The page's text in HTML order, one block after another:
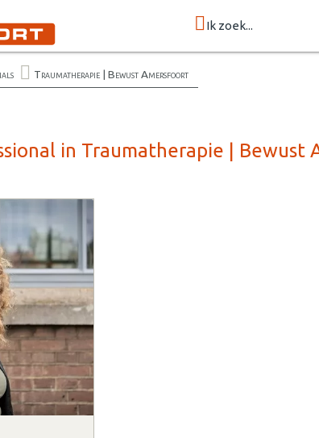
Ik zoek...
Traumatherapie | Bewust Amersfoort
in Traumatherapie | Bewust